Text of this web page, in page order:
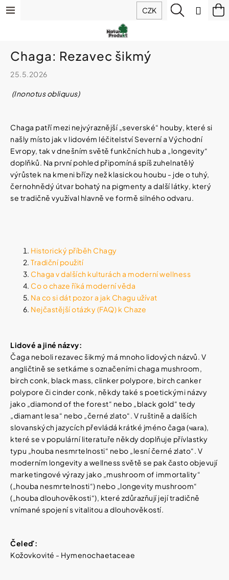
Přejít
na
Doplňky
Hořčík
(magnesium)
Sirupy
z
ovoce
a
bylin
Kosmetické
pomůcky
Zdravotnické
Péče
o
děti
Domácnost
Pro
koho
Vybírejte
podle
potřeby
Vánoce
poukazy
Značky
CZK Hledat
Menu
Chaga: Rezavec šikmý
25.5.2026
(Inonotus obliquus)
Chaga patří mezi nejvýraznější „severské“ houby, které si
našly místo jak v lidovém léčitelství Severní a Východní
Evropy, tak v dnešním světě funkčních hub a „longevity“
doplňků. Na první pohled připomíná spíš zuhelnatělý
výrůstek na kmeni břízy než klasickou houbu - jde o tuhý,
černohnědý útvar bohatý na pigmenty a další látky, který
se tradičně využíval hlavně ve formě silného odvaru.
Historický příběh Chagy
Tradiční použití
Chaga v dalších kulturách a moderní wellness
Co o chaze říká moderní věda
Na co si dát pozor a jak Chagu užívat
Nejčastější otázky (FAQ) k Chaze
Lidové a jiné názvy:
Čaga neboli rezavec šikmý má mnoho lidových názvů. V
angličtině se setkáme s označeními chaga mushroom,
birch conk, black mass, clinker polypore, birch canker
polypore či cinder conk, někdy také s poetickými názvy
jako „diamond of the forest“ nebo „black gold“ tedy
„diamant lesa“ nebo „černé zlato“. V ruštině a dalších
slovanských jazycích převládá krátké jméno čaga (чага),
které se v populární literatuře někdy doplňuje přívlastky
typu „houba nesmrtelnosti“ nebo „lesní černé zlato“. V
moderním longevity a wellness světě se pak často objevují
marketingové výrazy jako „mushroom of immortality“
(„houba nesmrtelnosti“) nebo „longevity mushroom“
(„houba dlouhověkosti“), které zdůrazňují její tradičně
vnímané spojení s vitalitou a dlouhověkostí.
Čeleď:
Kožovkovité - Hymenochaetaceae
K
o
C
o
p
t
b
u
j
e
t
e
n
HLEDAT
D
o
p
o
r
u
č
u
j
e
m
e
IQ
MAG
KŘEČE
FORTE
ÚLEVA
OD
KŘEČÍ